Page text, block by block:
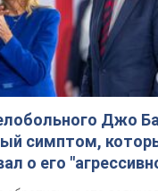
обратили на это
17,0 т.
в Карпатах
почему
на прямую